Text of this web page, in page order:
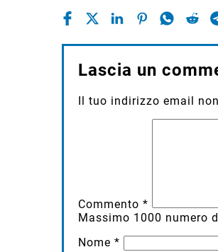
Lascia un
Il tuo indirizzo email
Commento *
Massimo 1000 numero
Nome *